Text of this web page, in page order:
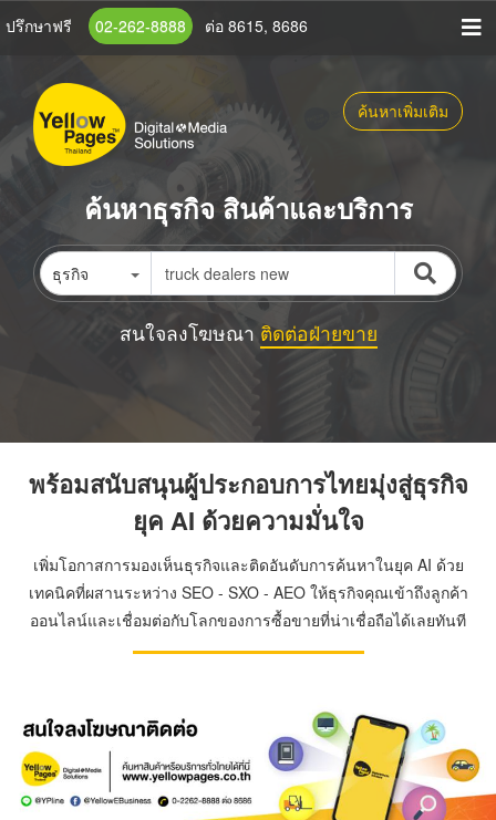
ข้าม
เนื้อหา
ปรึกษาฟรี 02-262-8888 ต่อ 8615, 8686
ค้นหาเพิ่มเติม
ค้นหาธุรกิจ สินค้าและบริการ
ธุรกิจ
สนใจลงโฆษณาติดต่อฝ่ายขาย
พร้อมสนับสนุนผู้ประกอบการไทยมุ่งสู่ธุรกิจ
ยุค AI ด้วยความมั่นใจ
เพิ่มโอกาสการมองเห็นธุรกิจและติดอันดับการค้นหาในยุค AI ด้วย
เทคนิคที่ผสานระหว่าง SEO - SXO - AEO ให้ธุรกิจคุณเข้าถึงลูกค้า
ออนไลน์และเชื่อมต่อกับโลกของการซื้อขายที่น่าเชื่อถือได้เลยทันที